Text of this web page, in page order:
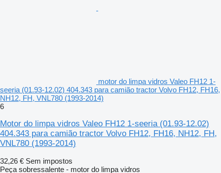
motor do limpa vidros Valeo FH12 1-
seeria (01.93-12.02) 404.343 para camião tractor Volvo FH12, FH16,
NH12, FH, VNL780 (1993-2014)
6
Motor do limpa vidros Valeo FH12 1-seeria (01.93-12.02)
404.343 para camião tractor Volvo FH12, FH16, NH12, FH,
VNL780 (1993-2014)
32,26 € Sem impostos
Peça sobressalente - motor do limpa vidros